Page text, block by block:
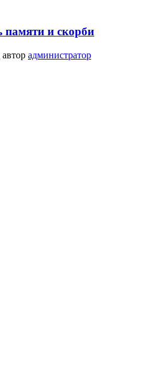
памяти и скорби
автор администратор